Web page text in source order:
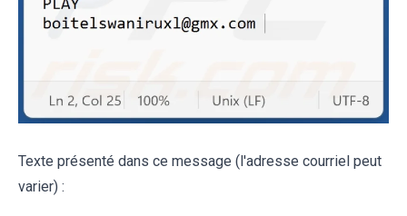
Texte présenté dans ce message (l'adresse courriel peut
varier) :